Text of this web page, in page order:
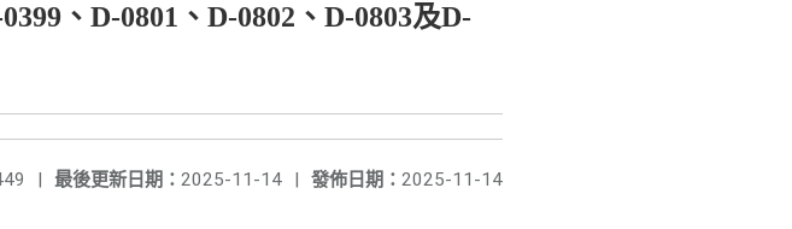
、D-0801、D-0802、D-0803及D-
發佈日期： 2025-11-14
最後更新日期： 2025-11-14 |
|